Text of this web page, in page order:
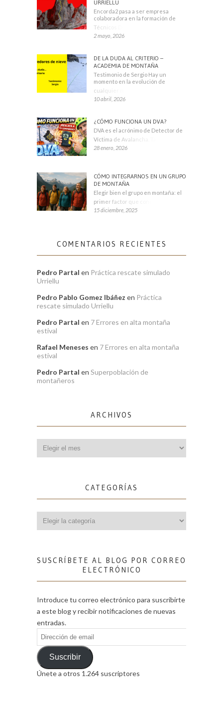
URRIELLU
Encorda2 pasa a ser empresa
colaboradora en la formación de
Técnicos Deportivos
2 mayo, 2026
DE LA DUDA AL CRITERIO –
ACADEMIA DE MONTAÑA
Testimonio de Sergio Hay un
momento en la evolución de
cualquier montañero
10 abril, 2026
¿CÓMO FUNCIONA UN DVA?
DVA es el acrónimo de Detector de
Víctima de Avalancha. También se
28 enero, 2026
CÓMO INTEGRARNOS EN UN GRUPO
DE MONTAÑA
Elegir bien el grupo en montaña: el
primer factor que condiciona tu
15 diciembre, 2025
COMENTARIOS RECIENTES
Pedro Partal en Práctica rescate simulado
Urriellu
Pedro Pablo Gomez Ibáñez en Práctica
rescate simulado Urriellu
Pedro Partal en 7 Errores en alta montaña
estival
Rafael Meneses en 7 Errores en alta montaña
estival
Pedro Partal en Superpoblación de
montañeros
ARCHIVOS
CATEGORÍAS
SUSCRÍBETE AL BLOG POR CORREO
ELECTRÓNICO
Introduce tu correo electrónico para suscribirte
a este blog y recibir notificaciones de nuevas
entradas.
Dirección
de
emailSuscribir
Únete a otros 1.264 suscriptores